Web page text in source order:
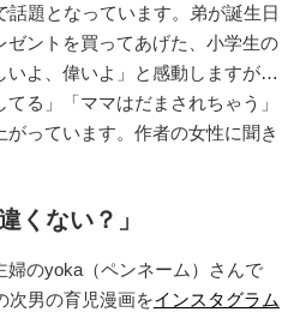
話題となっています。弟が誕生日
ゼントを買ってあげた、小学生の
いよ、偉いよ」と感動しますが…
る」「ママはだまされちゃう」
がっています。作者の女性に聞き
くない？」
のyoka（ペンネーム）さんで
次男の育児漫画をインスタグラム